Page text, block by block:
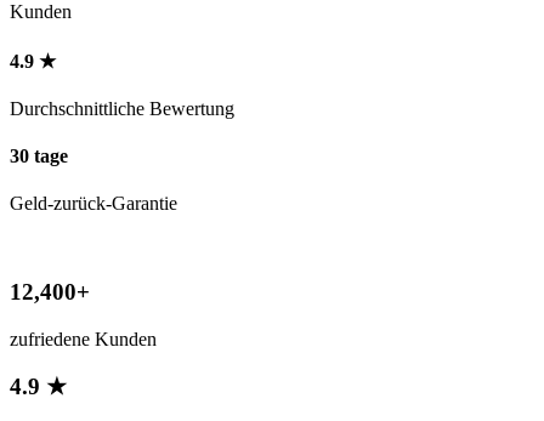
Kunden
4.9 ★
Durchschnittliche Bewertung
30 tage
Geld-zurück-Garantie
12,400+
zufriedene Kunden
4.9 ★